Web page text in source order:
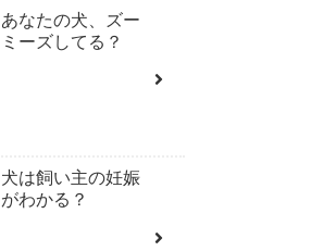
あなたの犬、ズー
ミーズしてる？
犬は飼い主の妊娠
がわかる？